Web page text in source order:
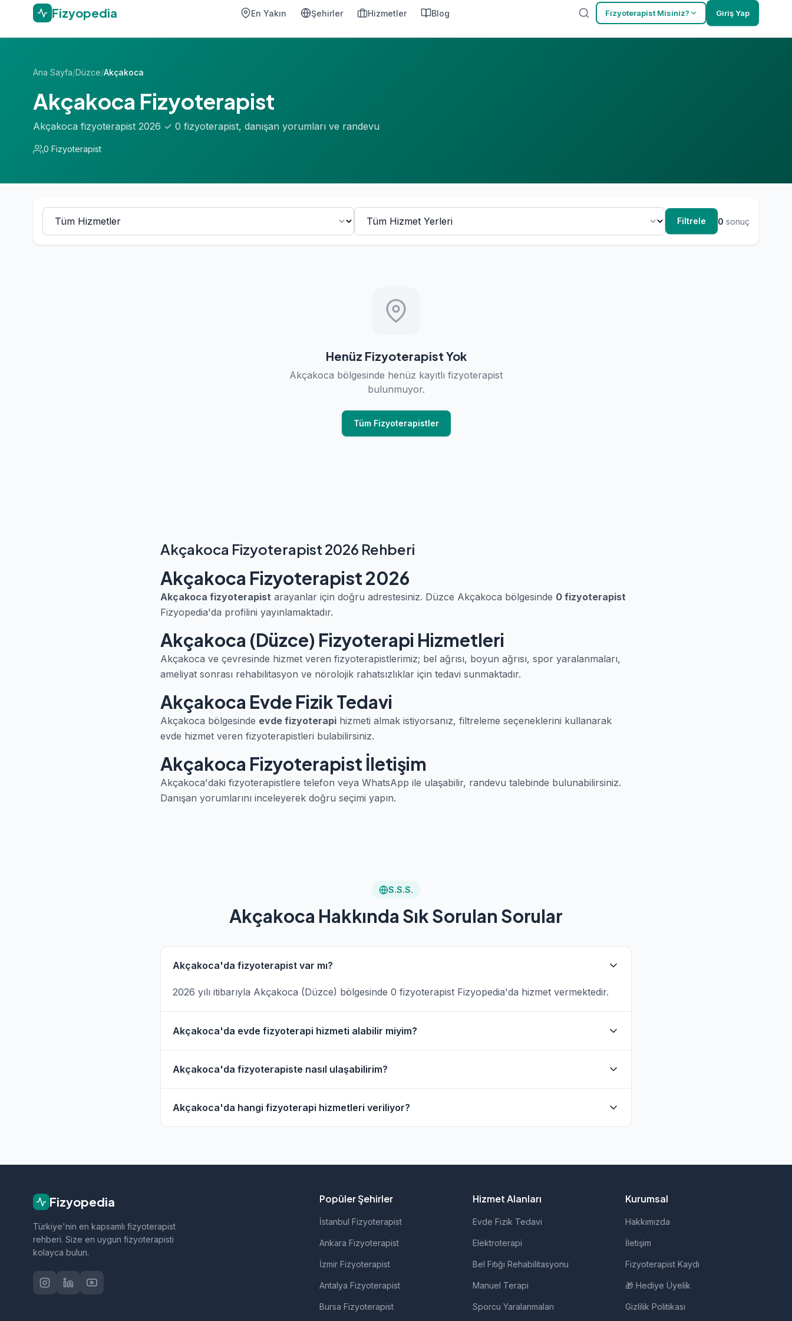
Fizyopedia En Yakın Şehirler Hizmetler Blog Fizyoterapist Misiniz? Giriş Yap
Ana Sayfa/Düzce/Akçakoca
Akçakoca Fizyoterapist
Akçakoca fizyoterapist 2026 ✓ 0 fizyoterapist, danışan yorumları ve randevu
0 Fizyoterapist
Filtrele 0 sonuç
Henüz Fizyoterapist Yok
Akçakoca bölgesinde henüz kayıtlı fizyoterapist
bulunmuyor.
Tüm Fizyoterapistler
Akçakoca Fizyoterapist 2026 Rehberi
Akçakoca Fizyoterapist 2026
Akçakoca fizyoterapist arayanlar için doğru adrestesiniz. Düzce Akçakoca bölgesinde 0 fizyoterapist
Fizyopedia'da profilini yayınlamaktadır.
Akçakoca (Düzce) Fizyoterapi Hizmetleri
Akçakoca ve çevresinde hizmet veren fizyoterapistlerimiz; bel ağrısı, boyun ağrısı, spor yaralanmaları,
ameliyat sonrası rehabilitasyon ve nörolojik rahatsızlıklar için tedavi sunmaktadır.
Akçakoca Evde Fizik Tedavi
Akçakoca bölgesinde evde fizyoterapi hizmeti almak istiyorsanız, filtreleme seçeneklerini kullanarak
evde hizmet veren fizyoterapistleri bulabilirsiniz.
Akçakoca Fizyoterapist İletişim
Akçakoca'daki fizyoterapistlere telefon veya WhatsApp ile ulaşabilir, randevu talebinde bulunabilirsiniz.
Danışan yorumlarını inceleyerek doğru seçimi yapın.
S.S.S.
Akçakoca Hakkında Sık Sorulan Sorular
Akçakoca'da fizyoterapist var mı?
2026 yılı itibarıyla Akçakoca (Düzce) bölgesinde 0 fizyoterapist Fizyopedia'da hizmet vermektedir.
Akçakoca'da evde fizyoterapi hizmeti alabilir miyim?
hizmet filtresini kullanarak bu fizyoterapistleri bulabilirsiniz.
Akçakoca'da fizyoterapiste nasıl ulaşabilirim?
geçebilirsiniz.
Akçakoca'da hangi fizyoterapi hizmetleri veriliyor?
Fizyopedia
Türkiye'nin en kapsamlı fizyoterapist
rehberi. Size en uygun fizyoterapisti
kolayca bulun.
Popüler Şehirler
İstanbul Fizyoterapist
Ankara Fizyoterapist
İzmir Fizyoterapist
Antalya Fizyoterapist
Bursa Fizyoterapist
Hizmet Alanları
Evde Fizik Tedavi
Elektroterapi
Bel Fıtığı Rehabilitasyonu
Manuel Terapi
Sporcu Yaralanmaları
Kurumsal
Hakkımızda
İletişim
Fizyoterapist Kaydı
🎁 Hediye Üyelik
Gizlilik Politikası